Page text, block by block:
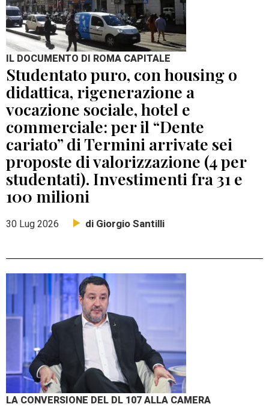
IL DOCUMENTO DI ROMA CAPITALE
Studentato puro, con housing o
didattica, rigenerazione a
vocazione sociale, hotel e
commerciale: per il “Dente
cariato” di Termini arrivate sei
proposte di valorizzazione (4 per
studentati). Investimenti fra 31 e
100 milioni
30 Lug 2026 di Giorgio Santilli
LA CONVERSIONE DEL DL 107 ALLA CAMERA